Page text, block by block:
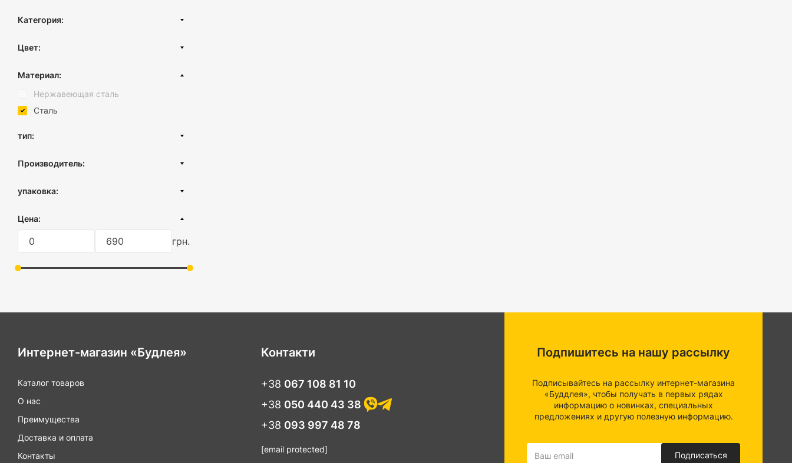
Категория:
Цвет:
Хром
Бронза
Античное золото
Материал:
Нержавеющая сталь
Сталь
тип:
Производитель:
упаковка:
Цена:
грн.
Интернет-магазин «Будлея»
Каталог товаров
О нас
Преимущества
Доставка и оплата
Контакты
Контакти
+38 067 108 81 10
+38 050 440 43 38
+38 093 997 48 78
[email protected]
Подпишитесь на нашу рассылку
Подписывайтесь на рассылку интернет-магазина
«Буддлея», чтобы получать в первых рядах
информацию о новинках, специальных
предложениях и другую полезную информацию.
Подписаться